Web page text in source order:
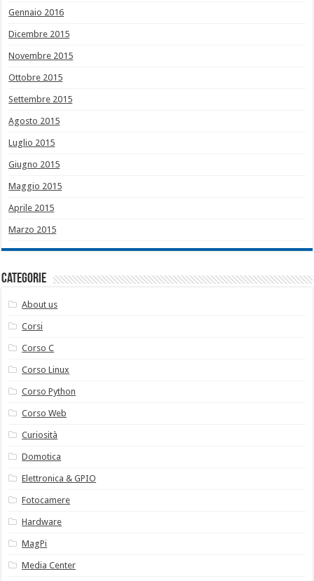
Gennaio 2016
Dicembre 2015
Novembre 2015
Ottobre 2015
Settembre 2015
Agosto 2015
Luglio 2015
Giugno 2015
Maggio 2015
Aprile 2015
Marzo 2015
Categorie
About us
Corsi
Corso C
Corso Linux
Corso Python
Corso Web
Curiosità
Domotica
Elettronica & GPIO
Fotocamere
Hardware
MagPi
Media Center